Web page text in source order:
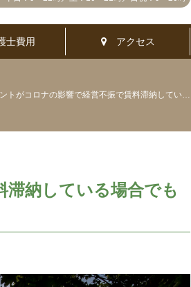
費用 アクセス
テナントがコロナの影響で経営不振で賃料滞納している場合でも家主は明け渡しを請求できますか?
納している場合でも